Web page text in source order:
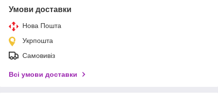
Умови доставки
Нова Пошта
Укрпошта
Самовивіз
Всі умови доставки